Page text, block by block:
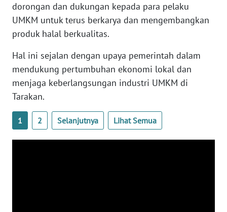
dorongan dan dukungan kepada para pelaku
UMKM untuk terus berkarya dan mengembangkan
produk halal berkualitas.
Hal ini sejalan dengan upaya pemerintah dalam
mendukung pertumbuhan ekonomi lokal dan
menjaga keberlangsungan industri UMKM di
Tarakan.
1 2 Selanjutnya Lihat Semua
WN
SERAMBI
JAMBI
WN
SULTRA
WN